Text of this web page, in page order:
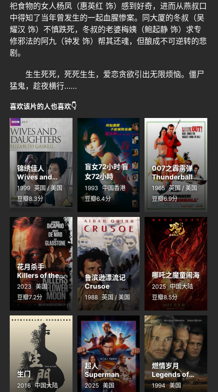
祀食物的女人杨凤（惠英红 饰）感到好奇，进而从燕叔口
中得知了当年曾发生的一起血腥惨案。同大厦的冬叔（吴
耀汉 饰）不慎跌死，冬叔的老婆梅姨（鲍起静 饰）求专
修邪法的阿九（钟发 饰）帮其还魂，但酿成不可逆转的悲
剧。
生生死死，死死生生，爱恋贪欲引出无限烦恼。僵尸
猛鬼，趁夜横行……
喜欢该片的人也喜欢👇
锦绣佳人
Wives and
Daughters
1999 英国 / 美国
豆瓣8.3分
盲女72小时 盲
女72小時
1993 中国香港
豆瓣6.4分
007之霹雳弹
Thunderball
1965 英国 / 美国
豆瓣6.9分
花月杀手
Killers of the
Flower Moon
2023 美国
豆瓣7.2分
鲁滨逊漂流记
Crusoe
1988 英国 / 美国
哪吒之魔童闹海
2025 中国大陆
豆瓣8.5分
生门
2016 中国大陆
超人
Superman
2025 美国
燃情岁月
Legends of
the Fall
1994 美国